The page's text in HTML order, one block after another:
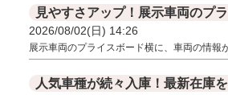
2026/08/02(日) 14:26
展示車両のプライスボード横に、車両の情報
人気車種が続々入庫！最新在庫